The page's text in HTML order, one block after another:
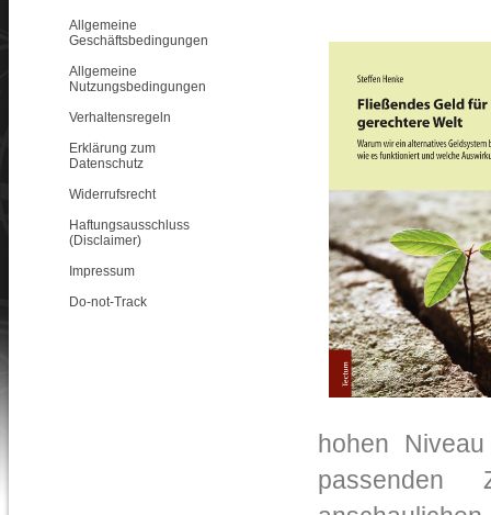
hohen
passenden
Allgemeine
Geschäftsbedingungen
Allgemeine
Nutzungsbedingungen
Verhaltensregeln
Erklärung zum
Datenschutz
Widerrufsrecht
Haftungsausschluss
(Disclaimer)
Impressum
Do-not-Track